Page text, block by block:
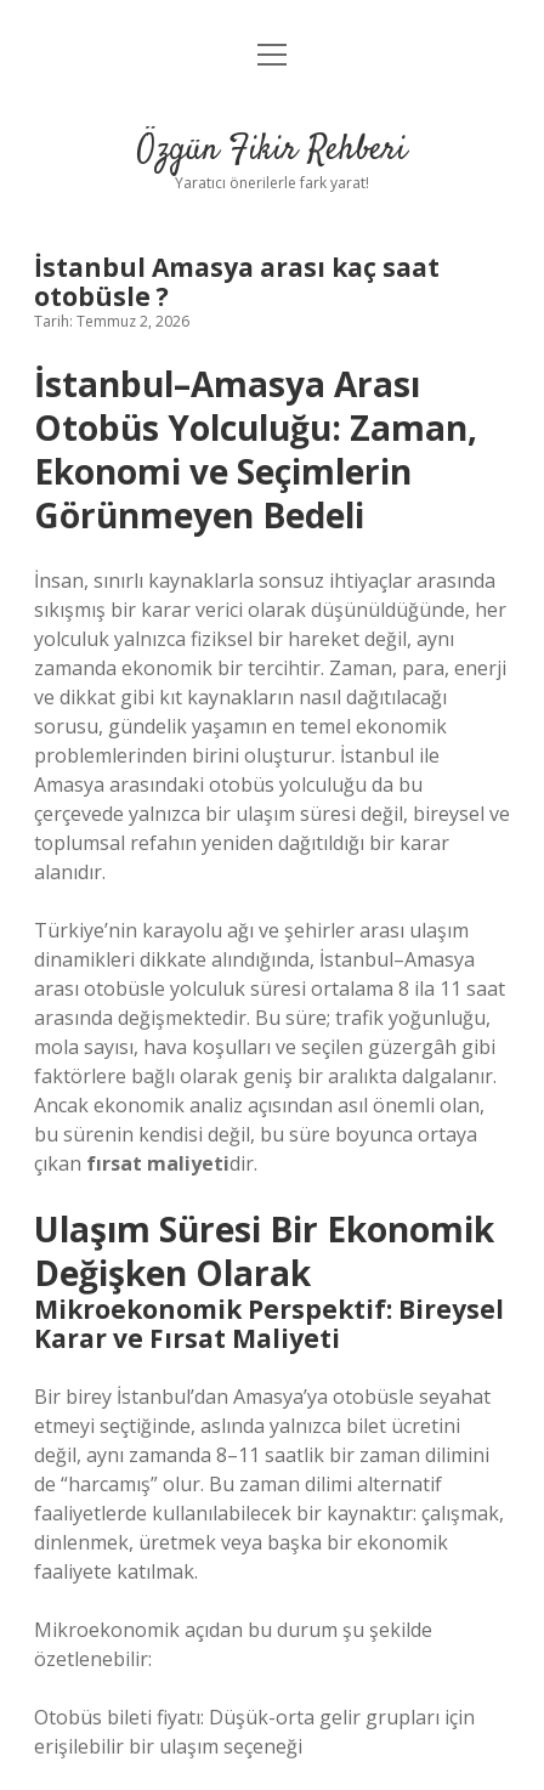
Gizlilik Politikası
Yasal Uyarı
menüyü
Özgün Fikir Rehberi
Yaratıcı önerilerle fark yarat!
İstanbul Amasya arası kaç saat
otobüsle ?
Tarih: Temmuz 2, 2026
İstanbul–Amasya Arası
Otobüs Yolculuğu: Zaman,
Ekonomi ve Seçimlerin
Görünmeyen Bedeli
İnsan, sınırlı kaynaklarla sonsuz ihtiyaçlar arasında
sıkışmış bir karar verici olarak düşünüldüğünde, her
yolculuk yalnızca fiziksel bir hareket değil, aynı
zamanda ekonomik bir tercihtir. Zaman, para, enerji
ve dikkat gibi kıt kaynakların nasıl dağıtılacağı
sorusu, gündelik yaşamın en temel ekonomik
problemlerinden birini oluşturur. İstanbul ile
Amasya arasındaki otobüs yolculuğu da bu
çerçevede yalnızca bir ulaşım süresi değil, bireysel ve
toplumsal refahın yeniden dağıtıldığı bir karar
alanıdır.
Türkiye’nin karayolu ağı ve şehirler arası ulaşım
dinamikleri dikkate alındığında, İstanbul–Amasya
arası otobüsle yolculuk süresi ortalama 8 ila 11 saat
arasında değişmektedir. Bu süre; trafik yoğunluğu,
mola sayısı, hava koşulları ve seçilen güzergâh gibi
faktörlere bağlı olarak geniş bir aralıkta dalgalanır.
Ancak ekonomik analiz açısından asıl önemli olan,
bu sürenin kendisi değil, bu süre boyunca ortaya
çıkan fırsat maliyetidir.
Ulaşım Süresi Bir Ekonomik
Değişken Olarak
Mikroekonomik Perspektif: Bireysel
Karar ve Fırsat Maliyeti
Bir birey İstanbul’dan Amasya’ya otobüsle seyahat
etmeyi seçtiğinde, aslında yalnızca bilet ücretini
değil, aynı zamanda 8–11 saatlik bir zaman dilimini
de “harcamış” olur. Bu zaman dilimi alternatif
faaliyetlerde kullanılabilecek bir kaynaktır: çalışmak,
dinlenmek, üretmek veya başka bir ekonomik
faaliyete katılmak.
Mikroekonomik açıdan bu durum şu şekilde
özetlenebilir:
Otobüs bileti fiyatı: Düşük-orta gelir grupları için
erişilebilir bir ulaşım seçeneği